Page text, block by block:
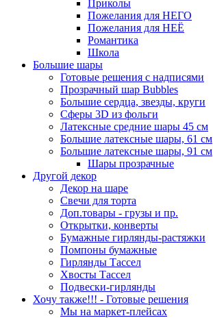
Приколы
Пожелания для НЕГО
Пожелания для НЕЁ
Романтика
Школа
Большие шары
Готовые решения с надписями
Прозрачный шар Bubbles
Большие сердца, звезды, круги
Сферы 3D из фольги
Латексные средние шары 45 см
Большие латексные шары, 61 см
Большие латексные шары, 91 см
Шары прозрачные
Другой декор
Декор на шаре
Свечи для торта
Доп.товары - грузы и пр.
Открытки, конверты
Бумажные гирлянды-растяжки
Помпоны бумажные
Гирлянды Тассел
Хвосты Тассел
Подвески-гирлянды
Хочу также!!! - Готовые решения
Мы на маркет-плейсах